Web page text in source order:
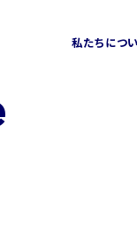
私たちにつ